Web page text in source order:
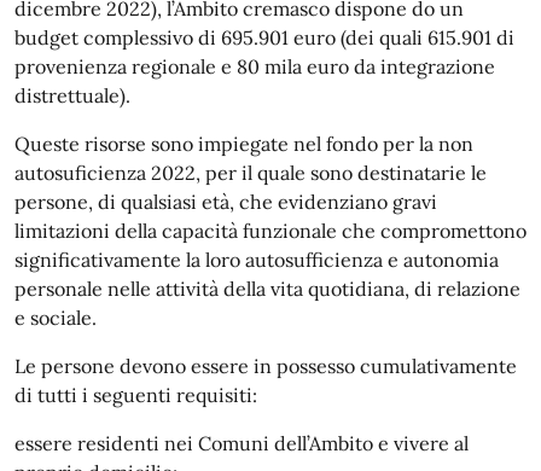
dicembre 2022), l’Ambito cremasco dispone do un
budget complessivo di 695.901 euro (dei quali 615.901 di
provenienza regionale e 80 mila euro da integrazione
distrettuale).
Queste risorse sono impiegate nel fondo per la non
autosuficienza 2022, per il quale sono destinatarie le
persone, di qualsiasi età, che evidenziano gravi
limitazioni della capacità funzionale che compromettono
significativamente la loro autosufficienza e autonomia
personale nelle attività della vita quotidiana, di relazione
e sociale.
Le persone devono essere in possesso cumulativamente
di tutti i seguenti requisiti:
essere residenti nei Comuni dell’Ambito e vivere al